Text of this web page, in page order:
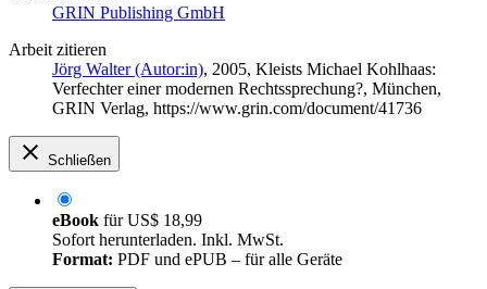
GRIN Publishing GmbH
Arbeit zitieren
Jörg Walter (Autor:in), 2005, Kleists Michael Kohlhaas:
Verfechter einer modernen Rechtssprechung?, München,
GRIN Verlag, https://www.grin.com/document/41736
Schließen
eBook fürUS$ 18,99
Sofort herunterladen. Inkl. MwSt.
Format: PDF und ePUB – für alle Geräte